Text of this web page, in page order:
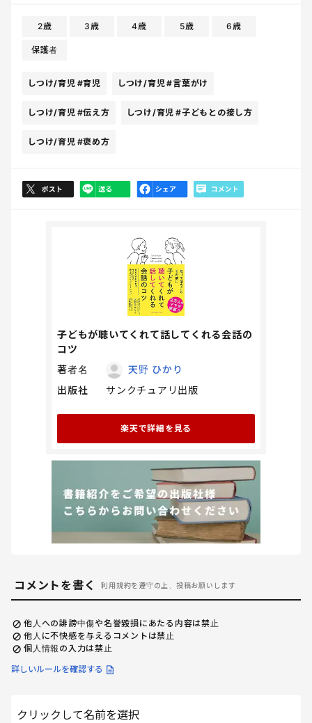
2歳 3歳 4歳 5歳 6歳
保護者
しつけ/育児 #育児 しつけ/育児#言葉がけ
しつけ/育児 #伝え方 しつけ/育児 #子どもとの接し方
しつけ/育児 #褒め方
子どもが聴いてくれて話してくれる会話の
コツ
著者名
天野 ひかり
出版社
サンクチュアリ出版
楽天で詳細を見る
コメントを書く 利用規約を遵守の上、投稿お願いします
他人への誹謗中傷や名誉毀損にあたる内容は禁止
他人に不快感を与えるコメントは禁止
個人情報の入力は禁止
詳しいルールを確認する
クリックして名前を選択